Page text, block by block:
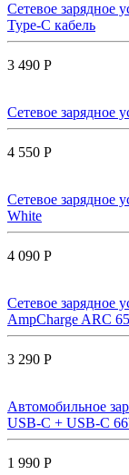
Сетевое зарядное
Type-C кабель
3 490 Р
Сетевое зарядное
4 550 Р
Сетевое зарядное
White
4 090 Р
Сетевое зарядное
AmpCharge ARC
3 290 Р
Автомобильное
USB-C + USB-С
1 990 Р